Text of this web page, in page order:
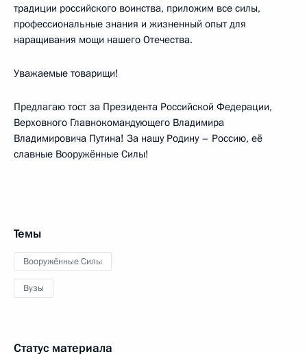
традиции российского воинства, приложим все силы,
профессиональные знания и жизненный опыт для
наращивания мощи нашего Отечества.
Уважаемые товарищи!
Предлагаю тост за Президента Российской Федерации,
Верховного Главнокомандующего Владимира
Владимировича Путина! За нашу Родину – Россию, её
славные Вооружённые Силы!
Темы
Вооружённые Силы
Вузы
Статус материала